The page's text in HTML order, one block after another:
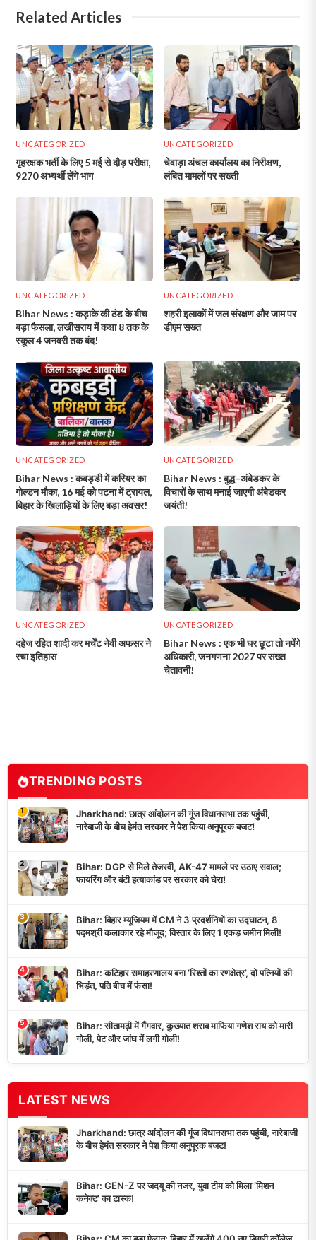
Related Articles
UNCATEGORIZED
गृहरक्षक भर्ती के लिए 5 मई से दौड़ परीक्षा,
9270 अभ्यर्थी लेंगे भाग
UNCATEGORIZED
चेवाड़ा अंचल कार्यालय का निरीक्षण,
लंबित मामलों पर सख्ती
UNCATEGORIZED
Bihar News : कड़ाके की ठंड के बीच
बड़ा फैसला, लखीसराय में कक्षा 8 तक के
स्कूल 4 जनवरी तक बंद!
UNCATEGORIZED
शहरी इलाकों में जल संरक्षण और जाम पर
डीएम सख्त
UNCATEGORIZED
Bihar News : कबड्डी में करियर का
गोल्डन मौका, 16 मई को पटना में ट्रायल,
बिहार के खिलाड़ियों के लिए बड़ा अवसर!
UNCATEGORIZED
Bihar News : बुद्ध–अंबेडकर के
विचारों के साथ मनाई जाएगी अंबेडकर
जयंती!
UNCATEGORIZED
दहेज रहित शादी कर मर्चेंट नेवी अफसर ने
रचा इतिहास
UNCATEGORIZED
Bihar News : एक भी घर छूटा तो नपेंगे
अधिकारी, जनगणना 2027 पर सख्त
चेतावनी!
TRENDING POSTS
1
Jharkhand: छात्र आंदोलन की गूंज विधानसभा तक पहुंची,
नारेबाजी के बीच हेमंत सरकार ने पेश किया अनुपूरक बजट!
2
Bihar: DGP से मिले तेजस्वी, AK-47 मामले पर उठाए सवाल;
फायरिंग और बंटी हत्याकांड पर सरकार को घेरा!
3
Bihar: बिहार म्यूजियम में CM ने 3 प्रदर्शनियों का उद्घाटन, 8
पद्मश्री कलाकार रहे मौजूद; विस्तार के लिए 1 एकड़ जमीन मिली!
4
Bihar: कटिहार समाहरणालय बना ‘रिश्तों का रणक्षेत्र’, दो पत्नियों की
भिड़ंत, पति बीच में फंसा!
5
Bihar: सीतामढ़ी में गैंगवार, कुख्यात शराब माफिया गणेश राय को मारी
गोली, पेट और जांघ में लगी गोली!
LATEST NEWS
Jharkhand: छात्र आंदोलन की गूंज विधानसभा तक पहुंची, नारेबाजी
के बीच हेमंत सरकार ने पेश किया अनुपूरक बजट!
Bihar: GEN-Z पर जदयू की नजर, युवा टीम को मिला ‘मिशन
कनेक्ट’ का टास्क!